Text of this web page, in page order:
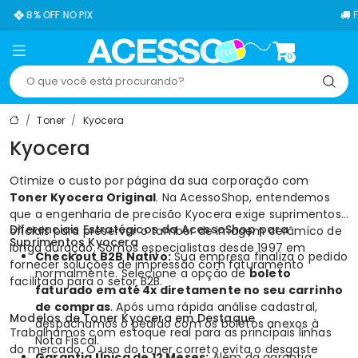
8% OFF NO PIX
0
Toner Kyocera
Kyocera
Otimize o custo por página da sua corporação com
Toner Kyocera Original. NaAcessoShop, entendemos
que a engenharia de precisão Kyocera exige suprimentos
oficiais para preservar o tambor de imagem cerâmico de
longa duração. Somos especialistas desde 1997 em
fornecer soluções de impressão com faturamento
facilitado para o setor B2B.
Diferenciais Estratégicos da AcessoShop para
Suprimentos Kyocera
Checkout B2B Nativo:Sua empresa finaliza o pedido
normalmente. Selecione a opção deboleto
faturado em até 4x diretamente no seu carrinho
de compras. Após uma rápida análise cadastral,
despachamos o pedido com os boletos anexos à
Nota Fiscal.
Modelos de Toner Kyocera em Destaque
Trabalhamos com estoque real para as principais linhas
do mercado. O uso do toner correto evita o desgaste